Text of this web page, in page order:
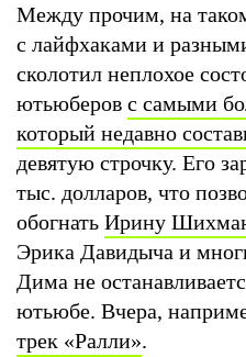
Между прочим, на
с лайфхаками и
сколотил неплохое
ютьюберов с самыми
который недавно
девятую строчку. Его
тыс. долларов, что
обогнать Ирину
Эрика Давидыча и
Дима не
ютьюбе. Вчера,
трек «Ралли».